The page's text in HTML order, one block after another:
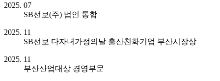
2025. 07
SB선보(주) 법인 통합
2025. 11
SB선보 다자녀가정의날 출산친화기업 부산시장상
2025. 11
부산산업대상 경영부문